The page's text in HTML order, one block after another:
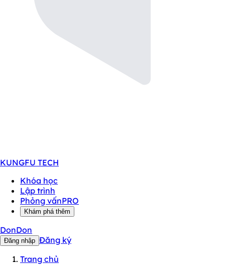
KUNGFU TECH
Khóa học
Lập trình
Phỏng vấnPRO
Khám phá thêm
DonDon
Đăng nhập Đăng ký
Trang chủ